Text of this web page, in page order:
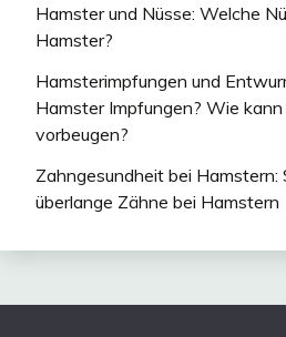
Hamster und Nüsse: Welche
Hamster?
Hamsterimpfungen und
Hamster Impfungen? Wie
vorbeugen?
Zahngesundheit bei Hamstern:
überlange Zähne bei Hamstern